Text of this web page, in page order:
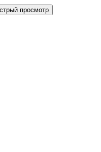
просмотр